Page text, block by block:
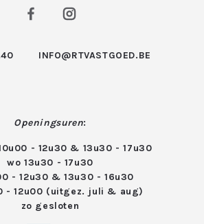
INFO@RTVASTGOED.BE
Openingsuren:
- 12u30 & 13u30 - 17u30
wo 13u30 - 17u30
- 12u30 & 13u30 - 16u30
- 12u00 (uitgez. juli & aug)
zo gesloten